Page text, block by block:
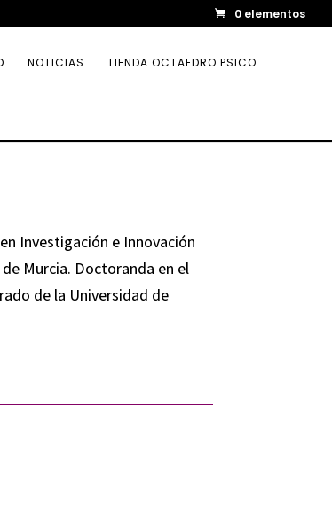
0 elementos
NOTICIAS TIENDA OCTAEDRO PSICO
Investigación e Innovación
Murcia. Doctoranda en el
de la Universidad de